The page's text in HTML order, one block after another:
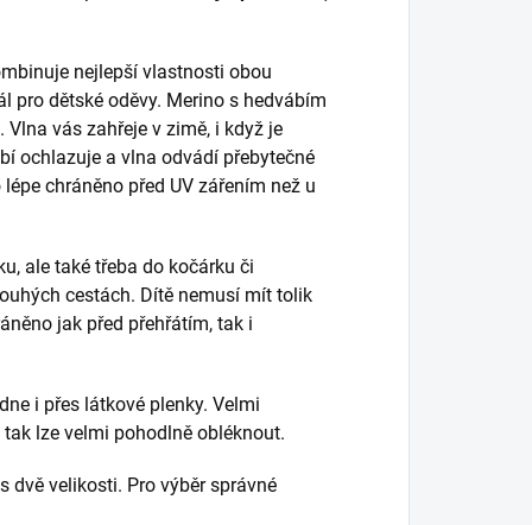
nejlepší vlastnosti obou
pro dětské oděvy. Merino s hedvábím
vás zahřeje v zimě, i když je
ochlazuje a vlna odvádí přebytečné
chráněno před UV zářením než u
ale také třeba do kočárku či
cestách. Dítě nemusí mít tolik
jak před přehřátím, tak i
i přes látkové plenky. Velmi
lze velmi pohodlně obléknout.
dvě velikosti. Pro výběr správné